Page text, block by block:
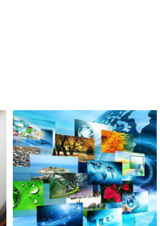
подпольную работу.
эшелонах власти.
авторитеты в данном